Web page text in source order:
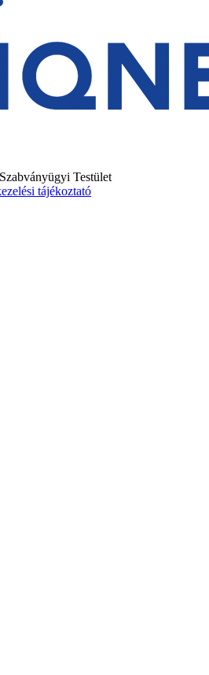
Testület
tájékoztató